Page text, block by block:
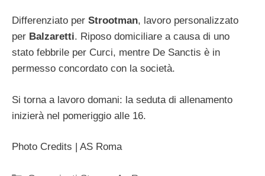
Differenziato per Strootman, lavoro personalizzato
per Balzaretti. Riposo domiciliare a causa di uno
stato febbrile per Curci, mentre De Sanctis è in
permesso concordato con la società.
Si torna a lavoro domani: la seduta di allenamento
inizierà nel pomeriggio alle 16.
Photo Credits | AS Roma